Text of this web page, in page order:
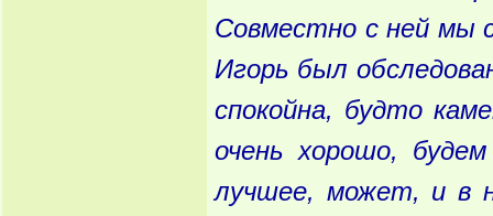
Совместно с ней
Игорь был
спокойна, будто
очень хорошо,
лучшее, может, и в